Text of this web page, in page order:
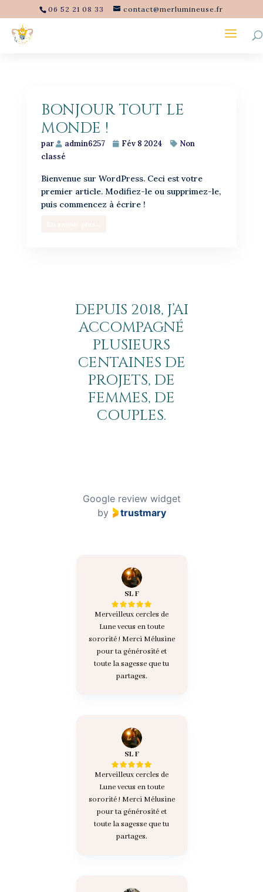
06 52 21 08 33 contact@merlumineuse.fr
BONJOUR TOUT LE
MONDE !
par admin6257 Fév 8 2024
Non
classé
Bienvenue sur WordPress. Ceci est votre
premier article. Modifiez-le ou supprimez-le,
puis commencez à écrire !
DEPUIS 2018, J’AI
ACCOMPAGNÉ
PLUSIEURS
CENTAINES DE
PROJETS, DE
FEMMES, DE
COUPLES.
Google review widget
by
trustmary
SL F
Merveilleux cercles de
Lune vecus en toute
sororité ! Merci Mélusine
pour ta générosité et
toute la sagesse que tu
partages.
SL F
Merveilleux cercles de
Lune vecus en toute
sororité ! Merci Mélusine
pour ta générosité et
toute la sagesse que tu
partages.